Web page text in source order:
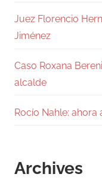
Juez Florencio
Jiménez
Caso Roxana
alcalde
Rocío Nahle:
Archives